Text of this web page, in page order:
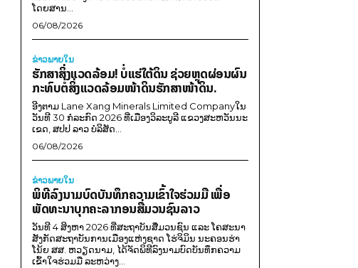
ໂດຍສານ...
06/08/2026
ຂ່າວພາຍ​ໃນ
ຮັກສາສິ່ງແວດລ້ອມ! ບໍ່ແຮ່ໃຕ້ດິນ ຊ່ວຍຫຼຸດຜ່ອນຜົນ
ກະທົບຕໍ່ສິ່ງແວດລ້ອມໜ້າດິນຮັກສາໜ້າດິນ.
ອີງຕາມ Lane Xang Minerals Limited Companyໃນ
ວັນທີ 30 ກໍລະກົດ 2026 ທີ່ເມືອງວິລະບູລີ ແຂວງສະຫວັນນະ
ເຂດ, ສປປ ລາວ ບໍລິສັດ...
06/08/2026
ຂ່າວພາຍ​ໃນ
ພິທີລົງນາມບົດບັນທຶກຄວາມເຂົ້າໃຈຮ່ວມມື ເພື່ອ
ພັດທະນາບຸກຄະລາກອນສື່ມວນຊົນລາວ
ວັນທີ 4 ສິງຫາ 2026 ທີ່ສະຖາບັນສື່ມວນຊົນ ແລະ ໂຄສະນາ
ສັງກັດສະຖາບັນການເມືອງແຫ່ງຊາດ ໂຮ່ຈິມິນ ນະຄອນຮ່າ
ໂນ້ຍ ສສ. ຫວຽດນາມ, ໄດ້ຈັດພິທີລົງນາມບົດບັນທຶກຄວາມ
ເຂົ້າໃຈຮ່ວມມື ລະຫວ່າງ...